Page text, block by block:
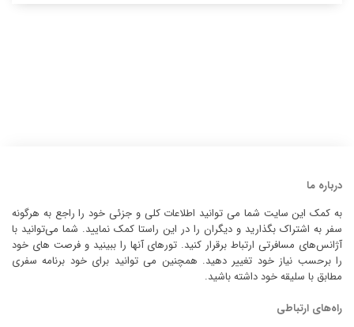
درباره ما
به کمک این سایت شما می توانید اطلاعات کلی و جزئی خود را راجع به هرگونه
سفر به اشتراک بگذارید و دیگران را در این راستا کمک نمایید. شما می‌توانید با
آژانس‌های مسافرتی ارتباط برقرار کنید. تورهای آنها را ببینید و فرصت های خود
را برحسب نیاز خود تغییر دهید. همچنین می توانید برای خود برنامه سفری
مطابق با سلیقه خود داشته باشید.
راه‌های ارتباطی